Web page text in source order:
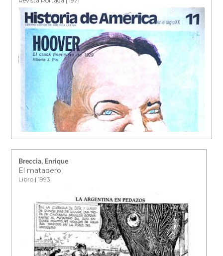
Breccia, Enrique
El matadero
Libro | 1993